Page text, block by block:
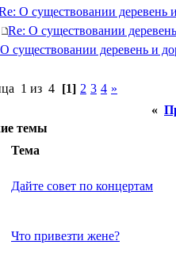
О существовании деревень
Re: О существовании
существовании деревень и
1 из 4 [1] 2 3 4 »
«
темы
Тема
Дайте совет по концертам
Что привезти жене?